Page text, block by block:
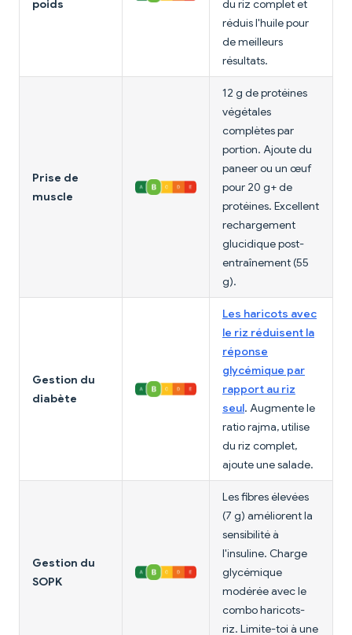
poids
du riz complet et
réduis l'huile pour
de meilleurs
résultats.
Prise de
muscle
12 g de protéines
végétales
complètes par
portion. Ajoute du
paneer ou un œuf
pour 20 g+ de
protéines. Excellent
rechargement
glucidique post-
entraînement (55
g).
Gestion du
diabète
Les haricots avec
le riz réduisent la
réponse
glycémique par
rapport au riz
seul. Augmente le
ratio rajma, utilise
du riz complet,
ajoute une salade.
Gestion du
SOPK
Les fibres élevées
(7 g) améliorent la
sensibilité à
l'insuline. Charge
glycémique
modérée avec le
combo haricots-
riz. Limite-toi à une